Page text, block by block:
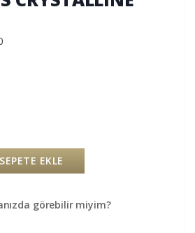
SEPETE EKLE
görebilir miyim?